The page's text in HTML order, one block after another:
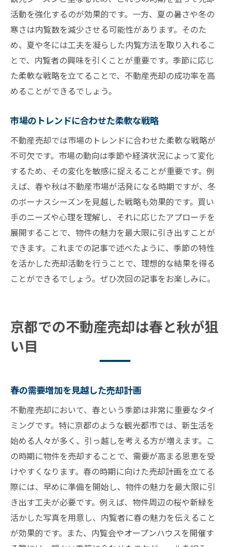
活動を強化するのが効果的です。一方、夏の暑さや冬の
寒さは内覧数を減少させる可能性があります。そのた
め、夏や冬には工夫を凝らした内覧方法を取り入れるこ
とで、内覧者の興味を引くことが重要です。季節に応じ
た柔軟な戦略を立てることで、不動産売却の成功率を高
めることができるでしょう。
市場のトレンドに合わせた柔軟な戦略
不動産売却では市場のトレンドに合わせた柔軟な戦略が
不可欠です。市場の動向は季節や経済状況によって変化
するため、その変化を敏感に捉えることが重要です。例
えば、春や秋は不動産市場が活発になる時期ですが、冬
のボーナスシーズンを見越した戦略も効果的です。買い
手のニーズや心理を理解し、それに応じたアプローチを
展開することで、物件の魅力を最大限に引き出すことが
できます。これまでの記事で述べたように、季節の特性
を活かした売却活動を行うことで、理想的な結果を得る
ことができるでしょう。ぜひ次回の記事をお楽しみに。
京都での不動産売却は春と秋が狙
い目
春の需要増加を見越した売却計画
不動産売却において、春という季節は非常に重要なタイ
ミングです。特に京都のような観光都市では、新生活を
始める人々が多く、引っ越しを考える方が増えます。こ
の時期に物件を売却することで、需要が高まる恩恵を受
けやすくなります。春の時期に向けた売却計画を立てる
際には、早めに準備を開始し、物件の魅力を最大限に引
き出す工夫が必要です。例えば、物件周辺の桜や新緑を
活かした写真を用意し、内覧者に春の魅力を伝えること
が効果的です。また、内覧会やオープンハウスを開催す